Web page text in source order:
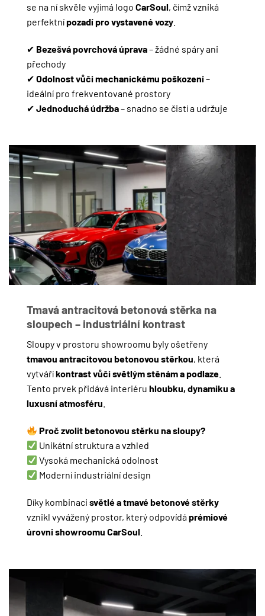
se na ní skvěle vyjímá logo CarSoul, čímž vzniká
perfektnípozadí pro vystavené vozy
✔ Bezešvá povrchová úprava– žádné spáry ani
přechody
✔ Odolnost vůči mechanickému poškození–
ideální pro frekventované prostory
✔ Jednoduchá údržba– snadno se čistí a udržuje
Tmavá antracitová betonová stěrka na
sloupech – industriální kontrast
Sloupy v prostoru showroomu byly ošetřeny
tmavou antracitovou betonovou stěrkou, která
vytváříkontrast vůči světlým stěnám a podlaze
Tento prvek přidává interiéru hloubku, dynamiku a
luxusní atmosféru
Proč zvolit betonovou stěrku na sloupy?
Unikátní struktura a vzhled
Vysoká mechanická odolnost
Moderní industriální design
Díky kombinaci světlé a tmavé betonové stěrky
vznikl vyvážený prostor, který odpovídáprémiové
úrovni showroomu CarSoul